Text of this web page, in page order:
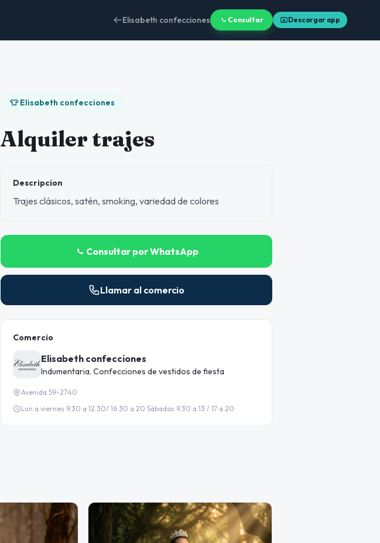
Elisabeth confecciones Consultar Descargar app
👕 Elisabeth confecciones
Alquiler trajes
Descripcion
Trajes clásicos, satén, smoking, variedad de colores
Consultar por WhatsApp
Llamar al comercio
Comercio
Elisabeth confecciones
Indumentaria. Confecciones de vestidos de fiesta
Avenida 59-2740
Lun a viernes 9.30 a 12.30/ 16.30 a 20 Sábados 9.30 a 13 / 17 a 20